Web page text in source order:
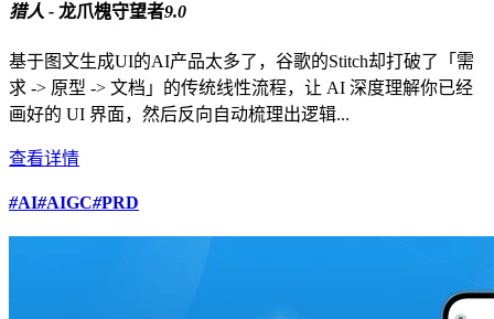
猎人 - 龙爪槐守望者9.0
基于图文生成UI的AI产品太多了，谷歌的Stitch却打破了「需
求 -> 原型 -> 文档」的传统线性流程，让 AI 深度理解你已经
画好的 UI 界面，然后反向自动梳理出逻辑...
查看详情
#AI#AIGC#PRD